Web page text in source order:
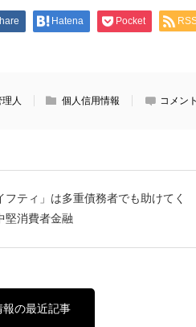
Hatena Pocket
理人 個人信用情報 コメン
フティ」は多重債務者でも助けてく
堅消費者金融
報の最近記事